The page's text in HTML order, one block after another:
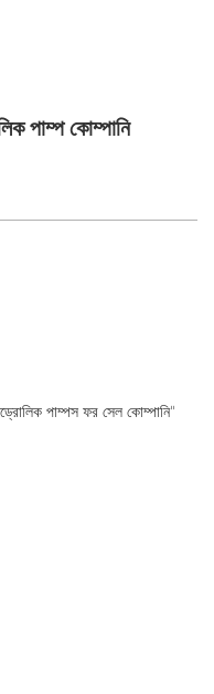
পাম্প কোম্পানি
পাম্পস ফর সেল কোম্পানি"